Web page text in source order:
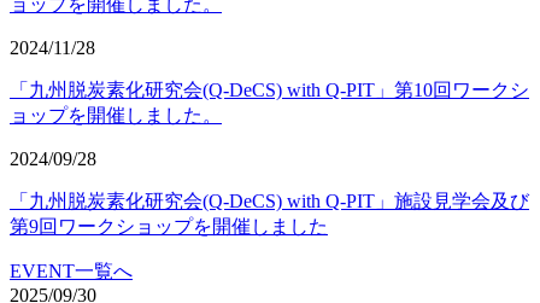
ョップを開催しました。
2024/11/28
「九州脱炭素化研究会(Q-DeCS) with Q-PIT」第10回ワークシ
ョップを開催しました。
2024/09/28
「九州脱炭素化研究会(Q-DeCS) with Q-PIT」施設見学会及び
第9回ワークショップを開催しました
EVENT一覧へ
2025/09/30